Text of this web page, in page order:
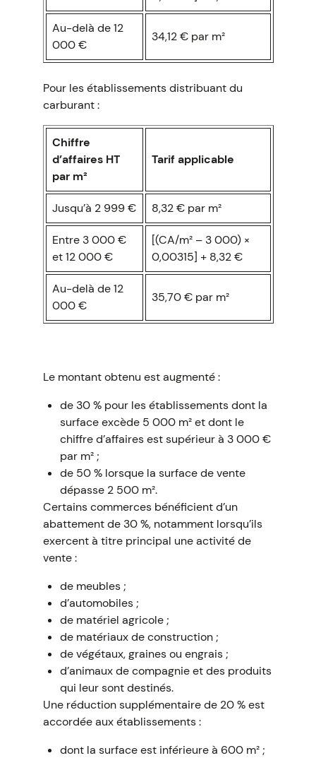
Au-delà de 12
000 €
34,12 € par m²
Pour les établissements distribuant du
carburant :
Chiffre
d’affaires HT
par m²
Tarif applicable
Jusqu’à 2 999 € 8,32 € par m²
Entre 3 000 €
et 12 000 €
[(CA/m² – 3 000) ×
0,00315] + 8,32 €
Au-delà de 12
000 €
35,70 € par m²
Le montant obtenu est augmenté :
de 30 % pour les établissements dont la
surface excède 5 000 m² et dont le
chiffre d’affaires est supérieur à 3 000 €
par m² ;
de 50 % lorsque la surface de vente
dépasse 2 500 m².
Certains commerces bénéficient d’un
abattement de 30 %, notamment lorsqu’ils
exercent à titre principal une activité de
vente :
de meubles ;
d’automobiles ;
de matériel agricole ;
de matériaux de construction ;
de végétaux, graines ou engrais ;
d’animaux de compagnie et des produits
qui leur sont destinés.
Une réduction supplémentaire de 20 % est
accordée aux établissements :
dont la surface est inférieure à 600 m² ;